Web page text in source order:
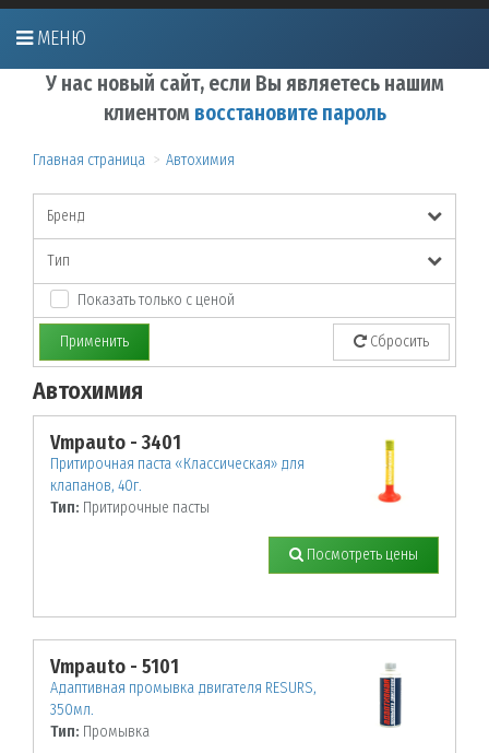
МЕНЮ
У нас новый сайт, если Вы являетесь нашим
клиентом восстановите пароль
Главная страница Автохимия
Бренд
Тип
Показать только с ценой
Применить Сбросить
Автохимия
Vmpauto - 3401
Притирочная паста «Классическая» для
клапанов, 40г.
Тип: Притирочные пасты
Посмотреть цены
Vmpauto - 5101
Адаптивная промывка двигателя RESURS,
350мл.
Тип: Промывка
По заданным параметрам товары не найдены!